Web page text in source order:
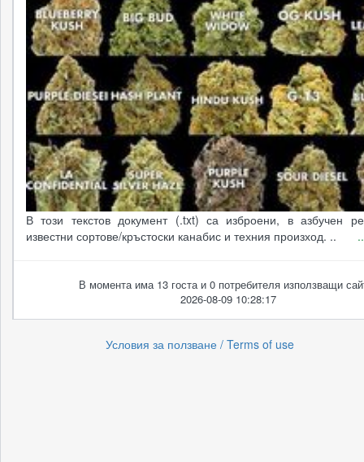
В този текстов документ (.txt) са изброени, в азбучен
известни сортове/кръстоски канабис и техния произход. ..
В момента има 13 госта и 0 потребителя използващи
2026-08-09 10:28:17
Условия за ползване / Terms of use